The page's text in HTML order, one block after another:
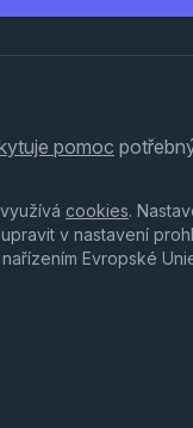
pomoc
cookies.
v nastavení
Evropské